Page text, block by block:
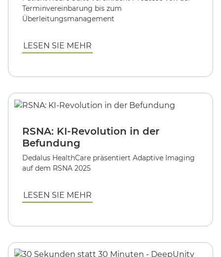
Terminvereinbarung bis zum
Überleitungsmanagement
LESEN SIE MEHR
RSNA: KI-Revolution in der
Befundung
Dedalus HealthCare präsentiert Adaptive Imaging
auf dem RSNA 2025
LESEN SIE MEHR